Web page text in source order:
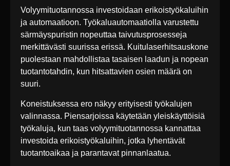
Volyymituotannossa investoidaan erikoistyökaluihin
ja automaatioon. Työkaluautomaatiolla varustettu
särmäyspuristin nopeuttaa taivutusprosesseja
merkittävästi suurissa erissä. Kuitulaserhitsauskone
puolestaan mahdollistaa tasaisen laadun ja nopean
tuotantotahdin, kun hitsattavien osien määrä on
suuri.
Koneistuksessa ero näkyy erityisesti työkalujen
valinnassa. Piensarjoissa käytetään yleiskäyttöisiä
työkaluja, kun taas volyymituotannossa kannattaa
investoida erikoistyökaluihin, jotka lyhentävät
tuotantoaikaa ja parantavat pinnanlaatua.